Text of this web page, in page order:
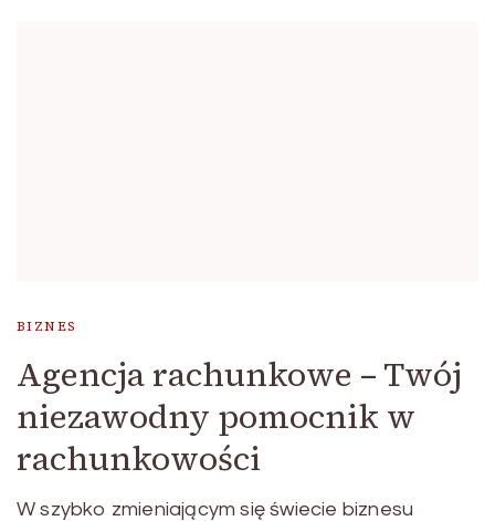
BIZNES
Agencja rachunkowe – Twój
niezawodny pomocnik w
rachunkowości
W szybko zmieniającym się świecie biznesu